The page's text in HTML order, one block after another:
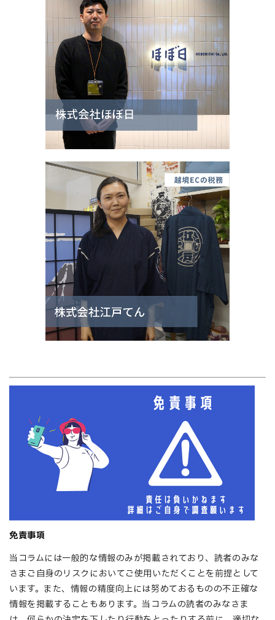
免責事項
当コラムには一般的な情報のみが掲載されており、読者のみな
さまご自身のリスクにおいてご使用いただくことを前提として
います。また、情報の精度向上には努めておるものの不正確な
情報を掲載することもあります。当コラムの読者のみなさま